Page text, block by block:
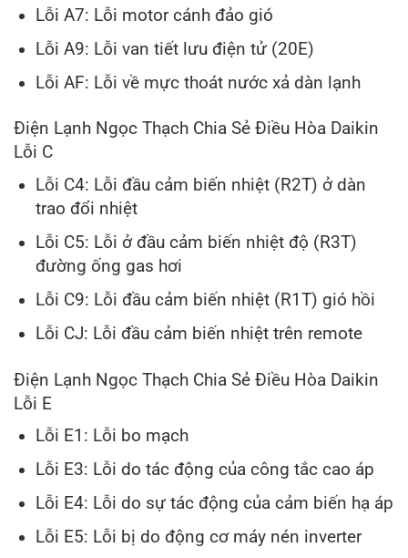
Lỗi A7: Lỗi motor cánh đảo gió
Lỗi A9: Lỗi van tiết lưu điện tử (20E)
Lỗi AF: Lỗi về mực thoát nước xả dàn lạnh
Điện Lạnh Ngọc Thạch Chia Sẻ Điều Hòa Daikin
Lỗi C
Lỗi C4: Lỗi đầu cảm biến nhiệt (R2T) ở dàn
trao đổi nhiệt
Lỗi C5: Lỗi ở đầu cảm biến nhiệt độ (R3T)
đường ống gas hơi
Lỗi C9: Lỗi đầu cảm biến nhiệt (R1T) gió hồi
Lỗi CJ: Lỗi đầu cảm biến nhiệt trên remote
Điện Lạnh Ngọc Thạch Chia Sẻ Điều Hòa Daikin
Lỗi E
Lỗi E1: Lỗi bo mạch
Lỗi E3: Lỗi do tác động của công tắc cao áp
Lỗi E4: Lỗi do sự tác động của cảm biến hạ áp
Lỗi E5: Lỗi bị do động cơ máy nén inverter